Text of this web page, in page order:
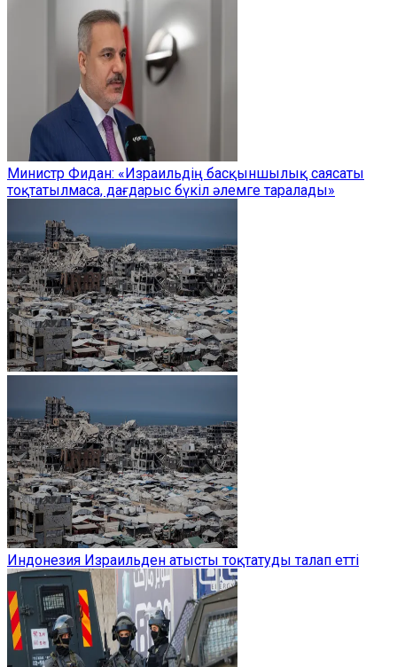
Министр Фидан: «Израильдің басқыншылық саясаты
тоқтатылмаса, дағдарыс бүкіл әлемге таралады»
Индонезия Израильден атысты тоқтатуды талап етті